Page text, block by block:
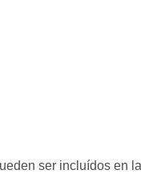
ser incluídos en